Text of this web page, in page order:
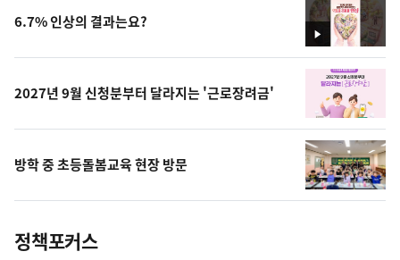
영
상
6.7% 인상의 결과는요?
2027년 9월 신청분부터 달라지는 '근로장려금'
방학 중 초등돌봄교육 현장 방문
정책포커스